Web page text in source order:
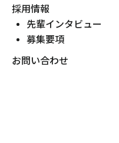
採用情報
先輩インタビュー
募集要項
お問い合わせ